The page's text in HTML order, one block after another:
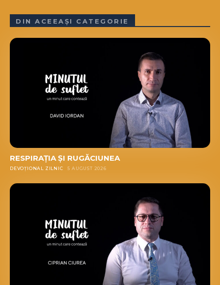
DIN ACEEAȘI CATEGORIE
RESPIRAȚIA ȘI RUGĂCIUNEA
DEVOȚIONAL ZILNIC 5 AUGUST 2026